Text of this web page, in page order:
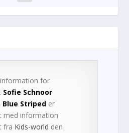
for
Sofie Schnoor
Blue Striped er
med information
fra Kids-world den